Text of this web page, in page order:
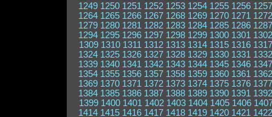
1249 1250 1251 1252 1253 1254 1255 1256 1257
1264 1265 1266 1267 1268 1269 1270 1271 1272
1279 1280 1281 1282 1283 1284 1285 1286 1287
1294 1295 1296 1297 1298 1299 1300 1301 1302
1309 1310 1311 1312 1313 1314 1315 1316 1317
1324 1325 1326 1327 1328 1329 1330 1331 1332
1339 1340 1341 1342 1343 1344 1345 1346 1347
1354 1355 1356 1357 1358 1359 1360 1361 1362
1369 1370 1371 1372 1373 1374 1375 1376 1377
1384 1385 1386 1387 1388 1389 1390 1391 1392
1399 1400 1401 1402 1403 1404 1405 1406
1414 1415 1416 1417 1418 1419 1420 1421 1422